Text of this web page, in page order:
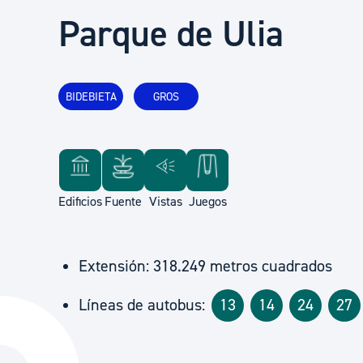
Participación ciudadana y asociacionismo
Parque de Ulia
BIDEBIETA GROS
Edificios Fuente Vistas Juegos
Extensión: 318.249 metros cuadrados
Líneas de autobus:
13 14 24 27